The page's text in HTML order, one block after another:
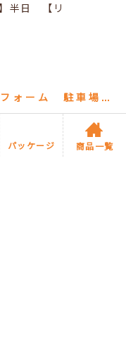
半日 【リ
奈良市 外構リフォーム 駐車場拡張工事
植栽やブロックフェ
パッケージ 商品一覧